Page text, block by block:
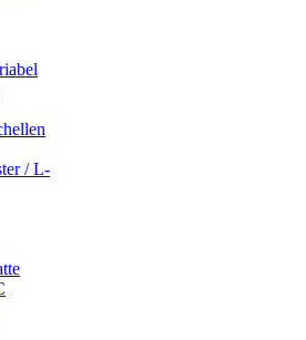
/ L-